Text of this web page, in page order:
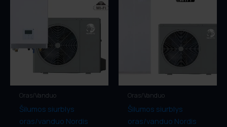
Oras/Vanduo
Šilumos siurblys
oras/vanduo Nordis
Oras/Vanduo
Šilumos siurblys
oras/vanduo Nordis